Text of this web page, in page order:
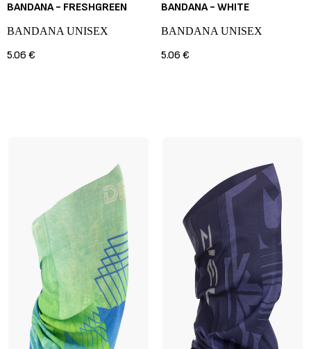
BANDANA - FRESHGREEN
BANDANA UNISEX
5.06 €
BANDANA - WHITE
BANDANA UNISEX
5.06 €